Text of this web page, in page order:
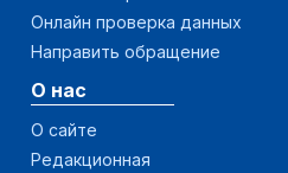
Онлайн проверка данных
Направить обращение
О нас
О сайте
Редакционная